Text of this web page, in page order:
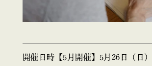
開催日時 【5月開催】5月26日（日